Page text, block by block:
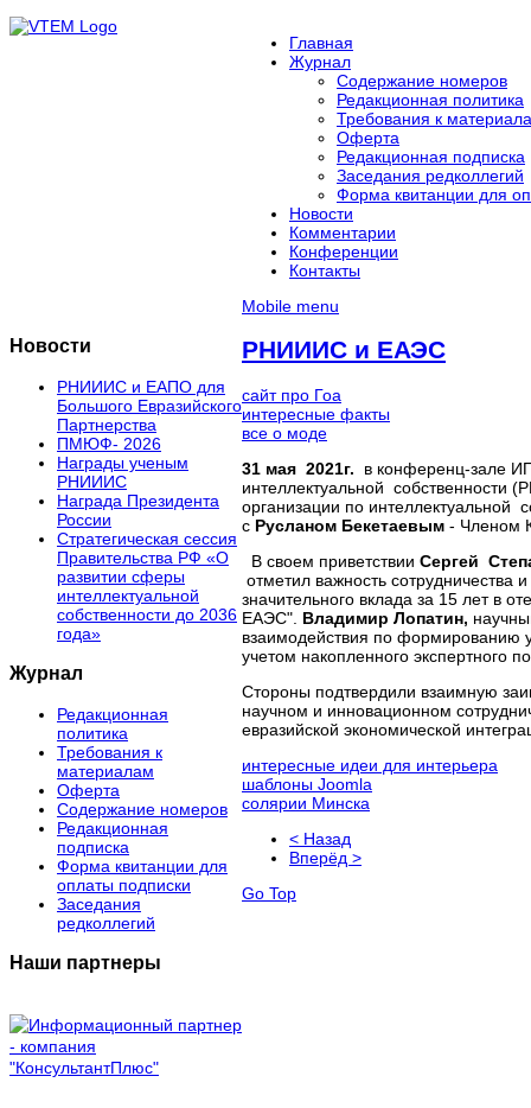
Главная
Журнал
Содержание номеров
Редакционная политика
Требования к
Оферта
Редакционная подписка
Заседания редколлегий
Форма квитанции для
Новости
Комментарии
Конференции
Контакты
Mobile menu
Новости
РНИИИС и ЕАПО для
Большого Евразийского
Партнерства
ПМЮФ- 2026
Награды ученым
РНИИИС
Награда Президента
России
Стратегическая сессия
Правительства РФ «О
развитии сферы
интеллектуальной
собственности до 2036
года»
Журнал
Редакционная
политика
Требования к
материалам
Оферта
Содержание номеров
Редакционная
подписка
Форма квитанции для
оплаты подписки
Заседания
редколлегий
Наши партнеры
РНИИИС и ЕАЭС
сайт про Гоа
интересные факты
все о моде
31 мая 2021г.
в конференц-зале
интеллектуальной
организации по интеллектуальной
с Русланом Бекетаевым - Членом
В своем приветствии Сергей
отметил важность
значительного вклада за 15 лет в
ЕАЭС". Владимир Лопатин,
взаимодействия по формированию
учетом накопленного экспертного
Стороны подтвердили взаимную
научном и инновационном
евразийской экономической
интересные идеи для интерьера
шаблоны Joomla
солярии Минска
< Назад
Вперёд >
Go Top